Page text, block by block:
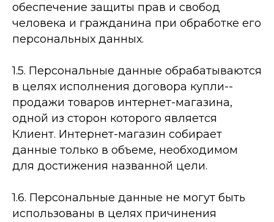
обеспечение защиты прав и свобод
человека и гражданина при обработке его
персональных данных.
1.5. Персональные данные обрабатываются
в целях исполнения договора купли-­
продажи товаров интернет-­магазина,
одной из сторон которого является
Клиент. Интернет-­магазин собирает
данные только в объеме, необходимом
для достижения названной цели.
1.6. Персональные данные не могут быть
использованы в целях причинения